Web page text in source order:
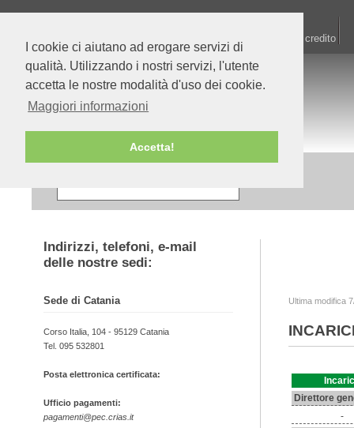
I cookie ci aiutano ad erogare servizi di
qualità. Utilizzando i nostri servizi, l'utente
accetta le nostre modalità d'uso dei cookie.
Maggiori informazioni
Accetta!
Linee di credito
Indirizzi, telefoni, e-mail
delle nostre sedi:
Sede di Catania
Corso Italia, 104 - 95129 Catania
Tel. 095 532801
Posta elettronica certificata:
Ufficio pagamenti:
pagamenti@pec.crias.it
Ultima modifica
Direttore
-